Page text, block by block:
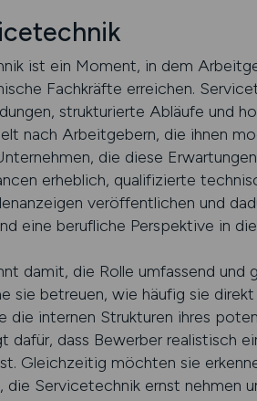
ist ein Moment, in dem
Fachkräfte erreichen.
strukturierte Abläufe und
nach Arbeitgebern, die ihnen
die diese
erheblich, qualifizierte
veröffentlichen und
eine berufliche Perspektive in
damit, die Rolle umfassend und
sie betreuen, wie häufig sie
internen Strukturen ihres
dafür, dass Bewerber realistisch
Gleichzeitig möchten sie
Servicetechnik ernst nehmen